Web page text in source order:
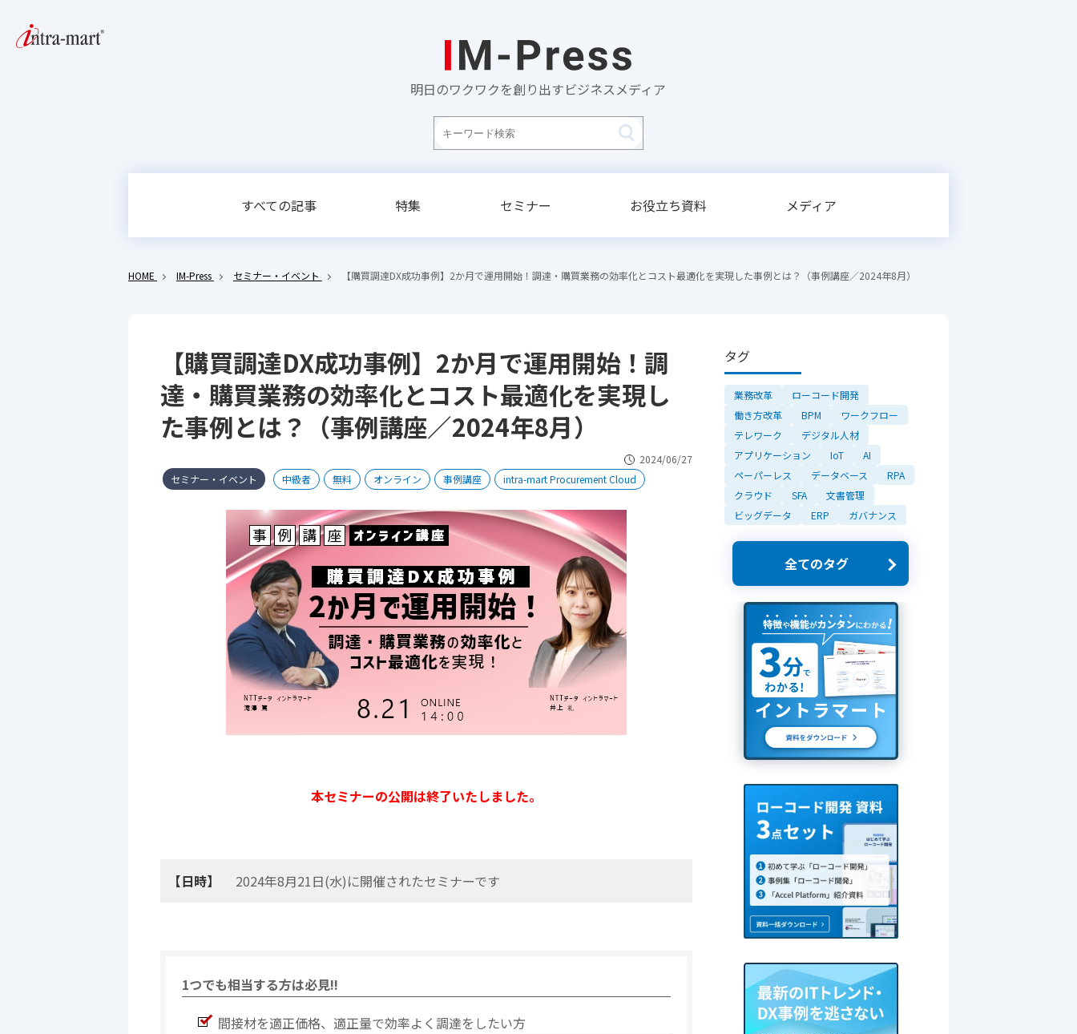
明日のワクワクを創り出すビジネスメディア
すべての記事 特集 セミナー お役立ち資料 メディア
HOME IM-Press セミナー・イベント 【購買調達DX成功事例】2か月で運用開始！調達・購買業務の効率化とコスト最適化を実現した事例とは？（事例講座／2024年8月）
【購買調達DX成功事例】2か月で運用開始！調
達・購買業務の効率化とコスト最適化を実現し
た事例とは？（事例講座／2024年8月）
2024/06/27
セミナー・イベント
中級者 無料 オンライン 事例講座 intra-mart Procurement Cloud
本セミナーの公開は終了いたしました。
【日時】 2024年8月21日(水)に開催されたセミナーです
1つでも相当する方は必見!!
間接材を適正価格、適正量で効率よく調達をしたい方
タグ
業務改革
ローコード開発
働き方改革
BPM
ワークフロー
テレワーク
デジタル人材
アプリケーション
IoT
AI
ペーパーレス
データベース
RPA
クラウド
SFA
文書管理
ビッグデータ
ERP ガバナンス
全てのタグ